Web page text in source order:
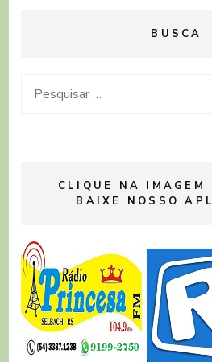
BUSCA
Pesquisar
CLIQUE NA IMAGEM
BAIXE NOSSO